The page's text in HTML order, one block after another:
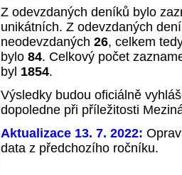
Z odevzdaných deníků bylo
unikátních. Z odevzdaných
neodevzdaných 26, celkem
bylo 84. Celkový počet
byl 1854.
Výsledky budou oficiálně
dopoledne při příležitosti
Aktualizace 13. 7. 2022:
data z předchozího ročníku.